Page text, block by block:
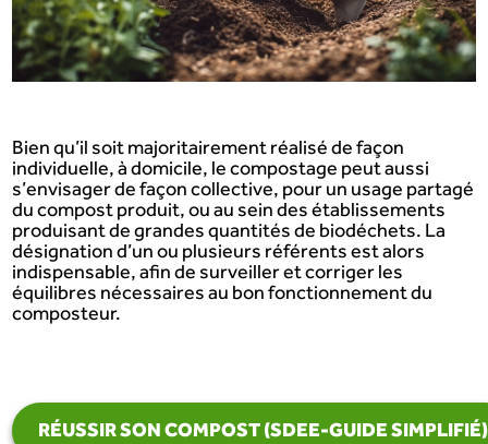
Bien qu’il soit majoritairement réalisé de façon
individuelle, à domicile, le compostage peut aussi
s’envisager de façon collective, pour un usage partagé
du compost produit, ou au sein des établissements
produisant de grandes quantités de biodéchets. La
désignation d’un ou plusieurs référents est alors
indispensable, afin de surveiller et corriger les
équilibres nécessaires au bon fonctionnement du
composteur.
RÉUSSIR SON COMPOST (SDEE-GUIDE SIMPLIFIÉ)